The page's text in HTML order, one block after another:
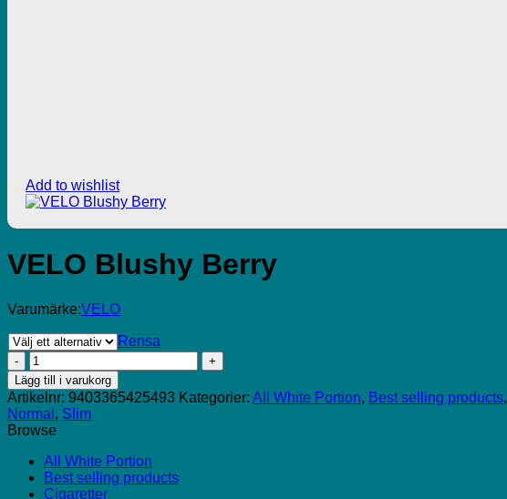
Add to wishlist
VELO Blushy Berry
Varumärke:VELO
Rensa
VELO
Blushy
Berry
mängd
Lägg till i varukorg
Artikelnr: 9403365425493 Kategorier: All White Portion, Best selling products,
Normal , Slim
Browse
All White Portion
Best selling products
Cigaretter